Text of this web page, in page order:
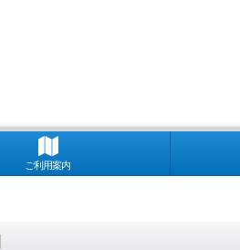
ご利用案内